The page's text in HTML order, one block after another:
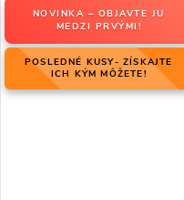
NOVINKA – OBJAVTE JU
MEDZI PRVÝMI!
POSLEDNÉ KUSY- ZÍSKAJTE
ICH KÝM MÔŽETE!